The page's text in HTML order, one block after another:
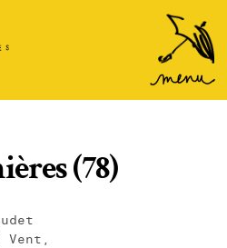
Accéder
au
menu
(78)
Vent,